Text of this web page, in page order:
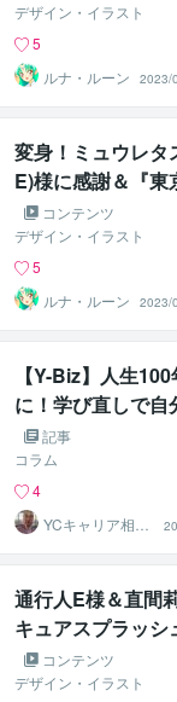
デザイン・イラスト
5
ルナ・ルーン
2023/
変身！ミュウレタ
E)様に感謝＆『東
♡』第２期前祝い♥
コンテンツ
デザイン・イラスト
5
ルナ・ルーン
2023/
【Y-Biz】人生
に！学び直しで
記事
コラム
4
YCキャリア相談
通行人E様＆直間
キュアスプラッシ
♥
コンテンツ
デザイン・イラスト